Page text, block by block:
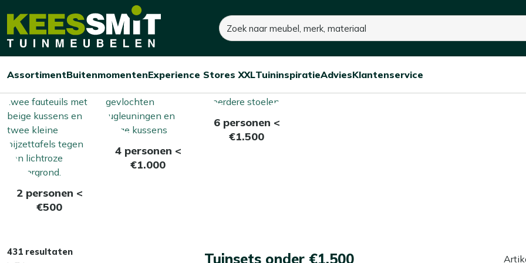
Kees
Tuinmeubelen
Zoeken
Open/sluit
Assortiment
Open/sluit
Buitenmomenten
Open/sluit
Experience Stores XXL
Open/sluit
Tuininspiratie
Open/sluit
Advies
Open/sluit
Klantenservice
Kees ruimt op! Tot 60% korting
Home
2 personen <
€500
4 personen <
€1.000
6 personen <
€1.500
431 resultaten Tuinsets onder €1.500